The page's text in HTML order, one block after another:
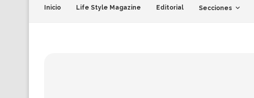
Inicio Life Style Magazine Editorial Secciones